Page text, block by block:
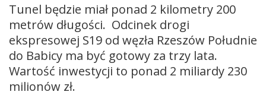
Tunel będzie miał ponad 2 kilometry 200
metrów długości. Odcinek drogi
ekspresowej S19 od węzła Rzeszów Południe
do Babicy ma być gotowy za trzy lata.
Wartość inwestycji to ponad 2 miliardy 230
milionów zł.